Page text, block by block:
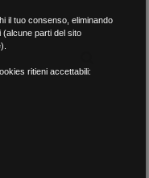
il tuo consenso, eliminando
(alcune parti del sito
ritieni accettabili: